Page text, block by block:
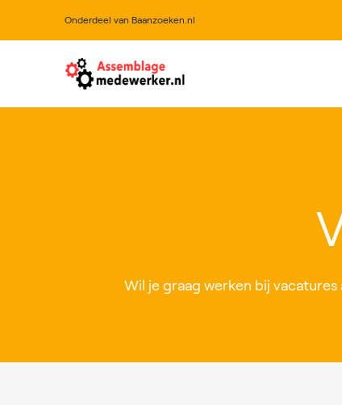
Onderdeel van Baanzoeken.nl
Wil je graag werken bij